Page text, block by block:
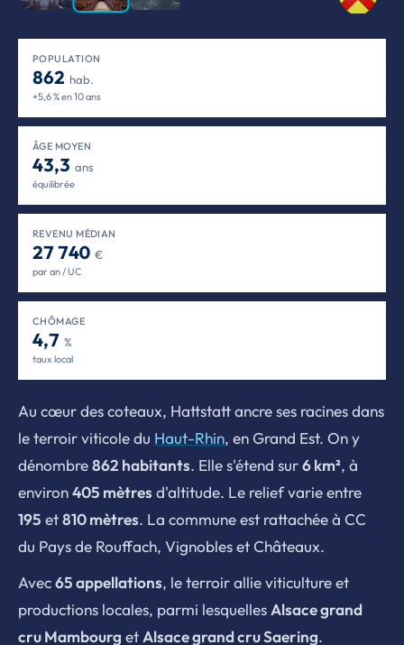
POPULATION
862 hab.
+5,6 % en 10 ans
ÂGE MOYEN
43,3 ans
équilibrée
REVENU MÉDIAN
27 740 €
par an / UC
CHÔMAGE
4,7 %
taux local
Au cœur des coteaux, Hattstatt ancre ses racines dans
le terroir viticole du Haut-Rhin, en Grand Est. On y
dénombre862 habitants. Elle s'étend sur6 km², à
environ405 mètres d'altitude. Le relief varie entre
195 et810 mètres. La commune est rattachée à CC
du Pays de Rouffach, Vignobles et Châteaux.
Avec65 appellations, le terroir allie viticulture et
productions locales, parmi lesquelles Alsace grand
cru Mambourg et Alsace grand cru Saering.